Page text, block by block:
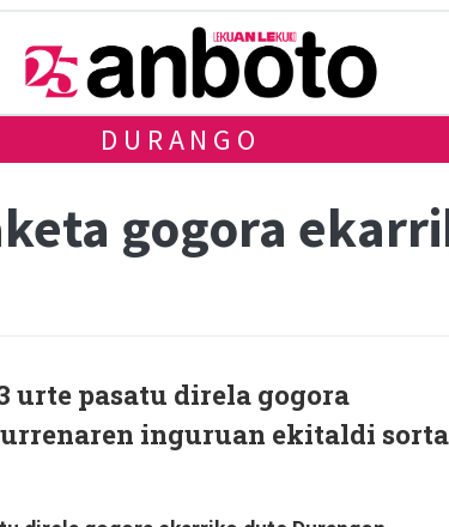
DURANGO
gogora
urte pasatu direla gogora
inguruan ekitaldi sorta